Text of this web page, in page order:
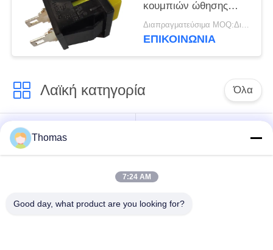
κουμπιών ώθησης
επαφών κραμάτων
10000 κύκλοι
Διαπραγματεύσιμα MOQ:Διαπραγματεύσιμο
ΕΠΙΚΟΙΝΩΝΊΑ
Λαϊκή κατηγορία Όλα
ksd301 θερμοστάτης
αναστοιχειοθέτησης
θερμοστάτης
ksd301 θερμικός
Thomas
7:24 AM
Good day, what product are you looking for?